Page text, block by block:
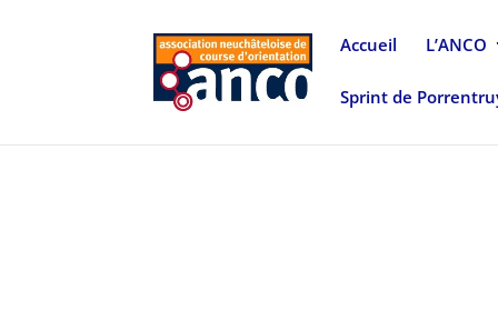
Accueil L’ANCO
Sprint de